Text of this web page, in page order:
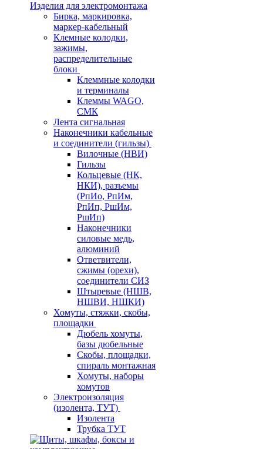
Изделия для электромонтажа
Бирка, маркировка,
маркер-кабельный
Клемные колодки,
зажимы,
распределительные
блоки
Клеммные колодки
и терминалы
Клеммы WAGO,
СМК
Лента сигнальная
Наконечники кабельные
и соединители (гильзы)
Вилочные (НВИ)
Гильзы
Кольцевые (НК,
НКИ), разъемы
(РпИо, РпИм,
РпИп, РшИм,
РшИп)
Наконечники
силовые медь,
алюминий
Ответвители,
сжимы (орехи),
соединители СИЗ
Штыревые (НШВ,
НШВИ, НШКИ)
Хомуты, стяжки, скобы,
площадки
Дюбель хомуты,
базы дюбельные
Скобы, площадки,
спираль монтажная
Хомуты, наборы
хомутов
Электроизоляция
(изолента, ТУТ)
Изолента
Трубка ТУТ